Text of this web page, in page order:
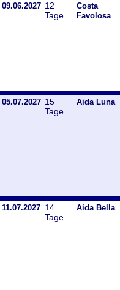
09.06.2027 12
Tage
Costa
Favolosa
05.07.2027 15
Tage
Aida Luna
11.07.2027 14
Tage
Aida Bella